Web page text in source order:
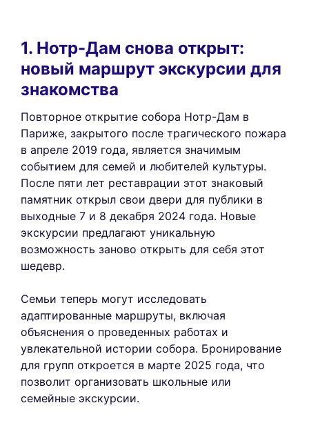
1. Нотр-Дам снова открыт:
новый маршрут экскурсии для
знакомства
Повторное открытие собора Нотр-Дам в
Париже, закрытого после трагического пожара
в апреле 2019 года, является значимым
событием для семей и любителей культуры.
После пяти лет реставрации этот знаковый
памятник открыл свои двери для публики в
выходные 7 и 8 декабря 2024 года. Новые
экскурсии предлагают уникальную
возможность заново открыть для себя этот
шедевр.
Семьи теперь могут исследовать
адаптированные маршруты, включая
объяснения о проведенных работах и
увлекательной истории собора. Бронирование
для групп откроется в марте 2025 года, что
позволит организовать школьные или
семейные экскурсии.